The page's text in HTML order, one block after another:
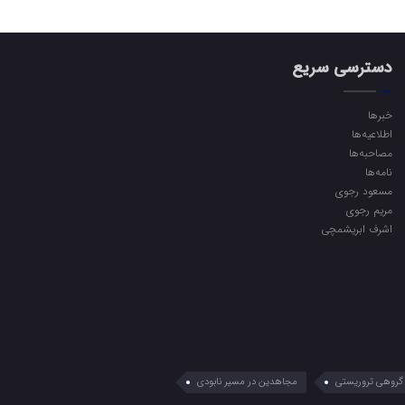
دسترسی سریع
خبرها
اطلاعیه‌ها
مصاحبه‌ها
نامه‌ها
مسعود رجوی
مریم رجوی
اشرف ابریشمچی
تروریستی مجاهدین در مسیر نابودی